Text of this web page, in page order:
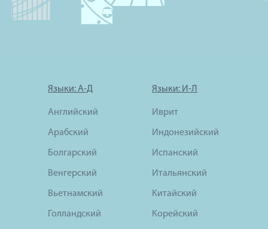
Языки: А-Д
Английский
Арабский
Болгарский
Венгерский
Вьетнамский
Голландский
Языки: И-Л
Иврит
Индонезийский
Испанский
Итальянский
Китайский
Корейский